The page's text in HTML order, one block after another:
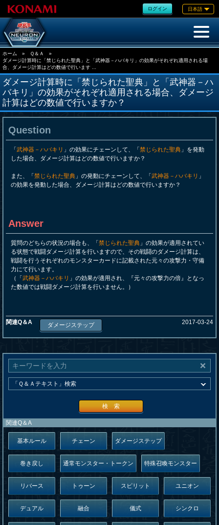
ログイン 日本語
ホーム » Ｑ＆Ａ
»
ダメージ計算時に「禁じられた聖典」と「武神器－ハバキリ」の効果がそれぞれ適用される場
合、ダメージ計算はどの数値で行います ...
ダメージ計算時に「禁じられた聖典」と「武神器－ハ
バキリ」の効果がそれぞれ適用される場合、ダメージ
計算はどの数値で行いますか？
Question
「 武神器－ハバキリ 」の効果にチェーンして、「 禁じられた聖典 」を発動
した場合、ダメージ計算はどの数値で行いますか？
また、「 禁じられた聖典 」の発動にチェーンして、「 武神器－ハバキリ 」
の効果を発動した場合、ダメージ計算はどの数値で行いますか？
Answer
質問のどちらの状況の場合も、「 禁じられた聖典 」の効果が適用されてい
る状態で戦闘ダメージ計算を行いますので、その戦闘のダメージ計算は、
戦闘を行うそれぞれのモンスターカードに記載された元々の攻撃力・守備
力にて行います。
（「 武神器－ハバキリ 」の効果が適用され、『元々の攻撃力の倍』となっ
た数値では戦闘ダメージ計算を行いません。）
関連Q＆A ダメージステップ 2017-03-24
検 索
関連Q＆A
基本ルール チェーン ダメージステップ
巻き戻し 通常モンスター・トークン 特殊召喚モンスター
リバース トゥーン スピリット ユニオン
デュアル 融合 儀式 シンクロ